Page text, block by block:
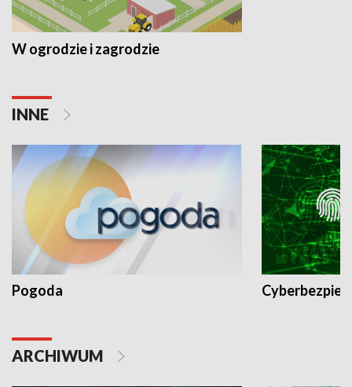
W ogrodzie i zagrodzie
INNE
Pogoda
ARCHIWUM